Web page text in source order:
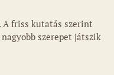
friss kutatás szerint
szerepet játszik